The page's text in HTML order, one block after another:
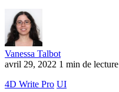
Vanessa Talbot
avril 29, 2022 1 min de lecture
4D Write Pro UI